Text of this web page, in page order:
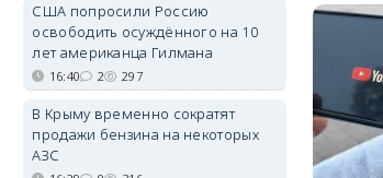
США попросили Россию
освободить осуждённого на 10
лет американца Гилмана
16:40 2 297
В Крыму временно сократят
продажи бензина на некоторых
АЗС